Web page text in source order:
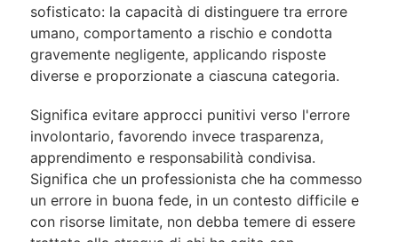
sofisticato: la capacità di distinguere tra errore
umano, comportamento a rischio e condotta
gravemente negligente, applicando risposte
diverse e proporzionate a ciascuna categoria.
Significa evitare approcci punitivi verso l'errore
involontario, favorendo invece trasparenza,
apprendimento e responsabilità condivisa.
Significa che un professionista che ha commesso
un errore in buona fede, in un contesto difficile e
con risorse limitate, non debba temere di essere